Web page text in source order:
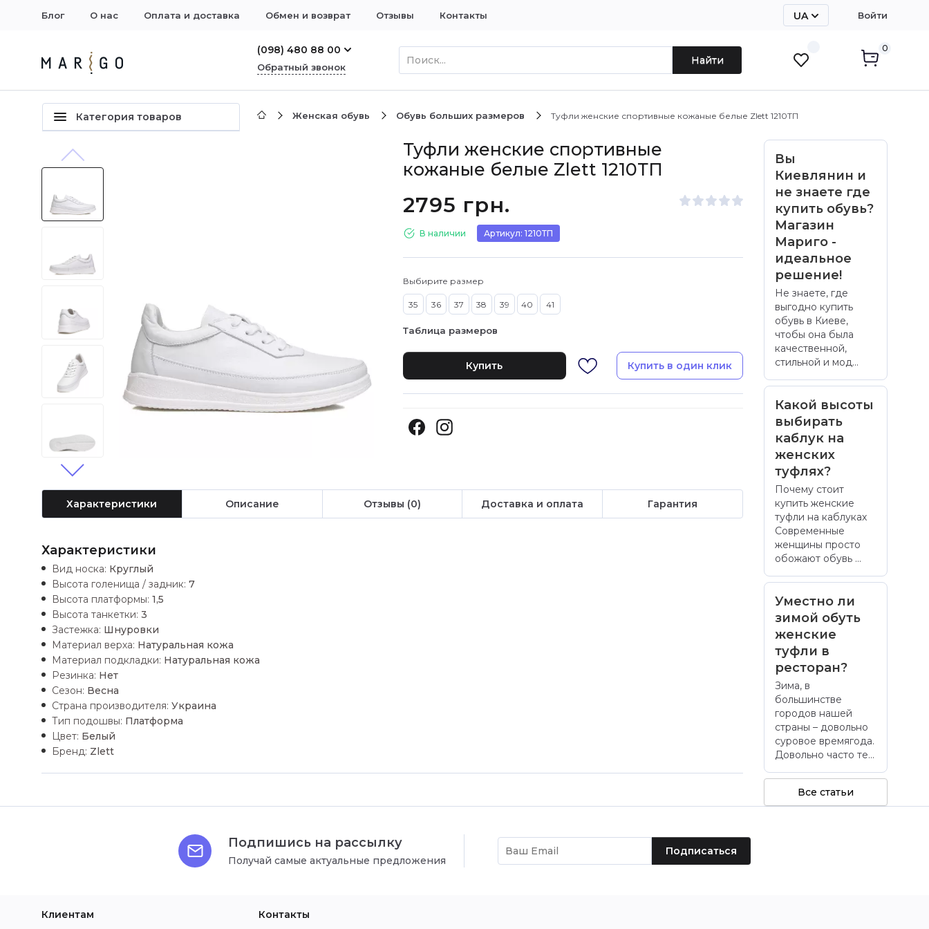
Блог О нас Оплата и доставка Обмен и возврат Отзывы Контакты UA Войти
(098) 480 88 00
Обратный звонок
Найти
0
Категория товаров Женская обувь Обувь больших размеров Туфли женские спортивные кожаные белые Zlett 1210ТП
Туфли женские спортивные
кожаные белые Zlett 1210ТП
2795 грн.
В наличии Артикул: 1210ТП
Выбирите размер
35 36 37 38 39 40 41
Таблица размеров
Купить Купить в один клик
Характеристики Описание Отзывы (0) Доставка и оплата Гарантия
Характеристики
Вид носка: Круглый
Высота голенища / задник: 7
Высота платформы: 1,5
Высота танкетки: 3
Застежка: Шнуровки
Материал верха: Натуральная кожа
Материал подкладки: Натуральная кожа
Резинка: Нет
Сезон: Весна
Страна производителя: Украина
Тип подошвы: Платформа
Цвет: Белый
Бренд: Zlett
Вы
Киевлянин и
не знаете где
купить обувь?
Магазин
Мариго -
идеальное
решение!
Не знаете, где
выгодно купить
обувь в Киеве,
чтобы она была
качественной,
стильной и мод...
Какой высоты
выбирать
каблук на
женских
туфлях?
Почему стоит
купить женские
туфли на каблуках
Современные
женщины просто
обожают обувь ...
Уместно ли
зимой обуть
женские
туфли в
ресторан?
Зима, в
большинстве
городов нашей
страны – довольно
суровое времягода.
Довольно часто те...
Все статьи
Подпишись на рассылку
Получай самые актуальные предложения
Подписаться
Клиентам Контакты